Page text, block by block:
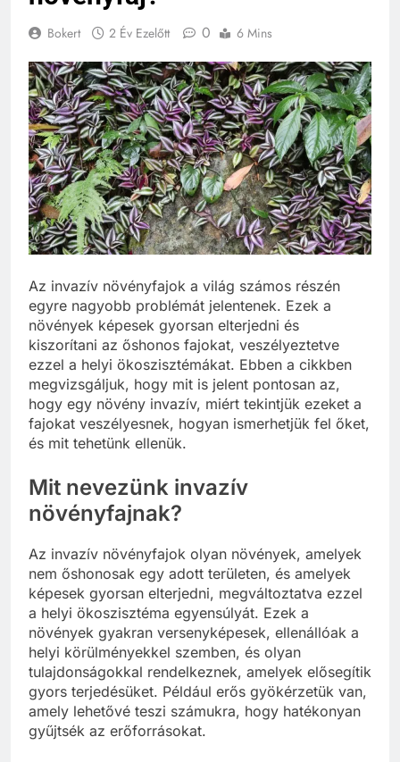
Bokert 2 Év Ezelőtt 0 6 Mins
Az invazív növényfajok a világ számos részén
egyre nagyobb problémát jelentenek. Ezek a
növények képesek gyorsan elterjedni és
kiszorítani az őshonos fajokat, veszélyeztetve
ezzel a helyi ökoszisztémákat. Ebben a cikkben
megvizsgáljuk, hogy mit is jelent pontosan az,
hogy egy növény invazív, miért tekintjük ezeket a
fajokat veszélyesnek, hogyan ismerhetjük fel őket,
és mit tehetünk ellenük.
Mit nevezünk invazív
növényfajnak?
Az invazív növényfajok olyan növények, amelyek
nem őshonosak egy adott területen, és amelyek
képesek gyorsan elterjedni, megváltoztatva ezzel
a helyi ökoszisztéma egyensúlyát. Ezek a
növények gyakran versenyképesek, ellenállóak a
helyi körülményekkel szemben, és olyan
tulajdonságokkal rendelkeznek, amelyek elősegítik
gyors terjedésüket. Például erős gyökérzetük van,
amely lehetővé teszi számukra, hogy hatékonyan
gyűjtsék az erőforrásokat.